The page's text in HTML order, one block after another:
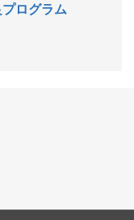
ログラム